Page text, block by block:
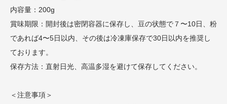
内容量：200g
賞味期限：開封後は密閉容器に保存し、豆の状態で７〜10日、粉
であれば4〜5日以内、その後は冷凍庫保存で30日以内を推奨し
ております。
保存方法：直射日光、高温多湿を避けて保存してください。
＜注意事項＞